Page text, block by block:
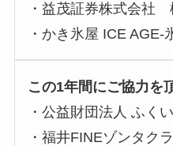
・益茂証券株式会社
・かき氷屋 ICE
この1年間にご協力を
・公益財団法人 ふく
・福井FINEゾンタク